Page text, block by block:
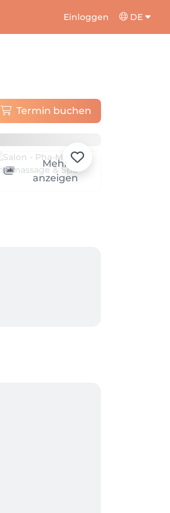
Einloggen DE
Termin buchen
Mehr
anzeigen